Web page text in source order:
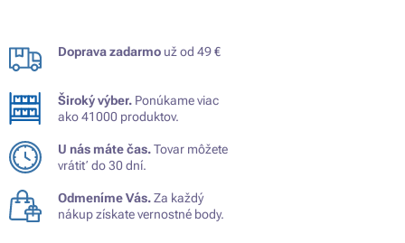
Doprava zadarmo už od 49 €
Široký výber. Ponúkame viac
ako 41000 produktov.
U nás máte čas.Tovar môžete
vrátiť do 30 dní.
Odmeníme Vás.Za každý
nákup získate vernostné body.